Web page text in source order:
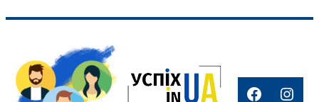
вмісту